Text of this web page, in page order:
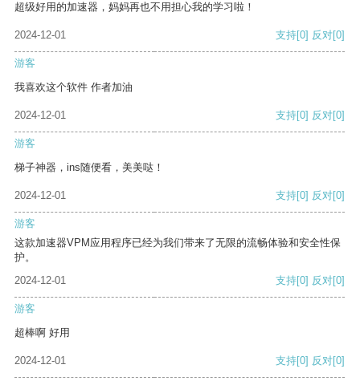
超级好用的加速器，妈妈再也不用担心我的学习啦！
2024-12-01 支持[0] 反对[0]
游客
我喜欢这个软件 作者加油
2024-12-01 支持[0] 反对[0]
游客
梯子神器，ins随便看，美美哒！
2024-12-01 支持[0] 反对[0]
游客
这款加速器VPM应用程序已经为我们带来了无限的流畅体验和安全性保
护。
2024-12-01
支持[0] 反对[0]
游客
超棒啊 好用
2024-12-01 支持[0] 反对[0]